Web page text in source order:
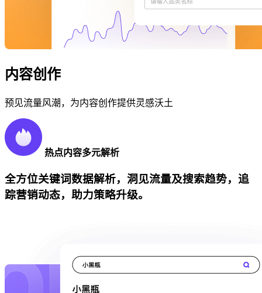
内容创作
预见流量风潮，为内容创作提供灵感沃土
热点内容多元解析
全方位关键词数据解析，洞见流量及搜索趋势，追
踪营销动态，助力策略升级。